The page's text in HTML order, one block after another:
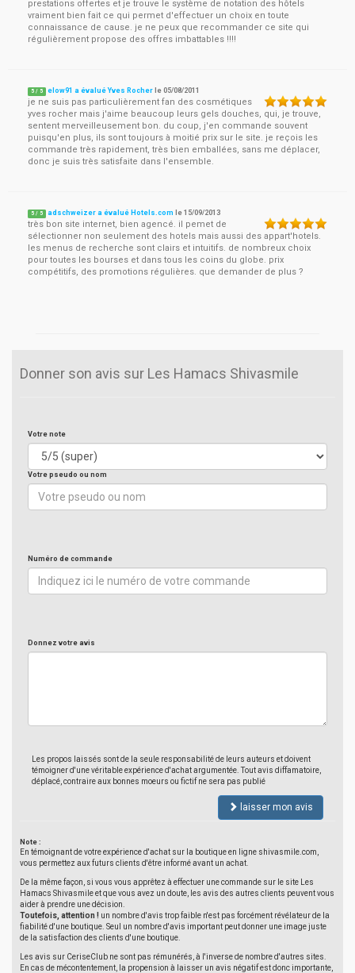
prestations offertes et je trouve le système de notation des hôtels
vraiment bien fait ce qui permet d'effectuer un choix en toute
connaissance de cause. je ne peux que recommander ce site qui
régulièrement propose des offres imbattables !!!!
5 / 5 elow91 a évalué Yves Rocher le05/08/2011
je ne suis pas particulièrement fan des cosmétiques
yves rocher mais j'aime beaucoup leurs gels douches, qui, je trouve,
sentent merveilleusement bon. du coup, j'en commande souvent
puisqu'en plus, ils sont toujours à moitié prix sur le site. je reçois les
commande très rapidement, très bien emballées, sans me déplacer,
donc je suis très satisfaite dans l'ensemble.
5 / 5 adschweizer a évalué Hotels.com le15/09/2013
très bon site internet, bien agencé. il pemet de
sélectionner non seulement des hotels mais aussi des appart'hotels.
les menus de recherche sont clairs et intuitifs. de nombreux choix
pour toutes les bourses et dans tous les coins du globe. prix
compétitifs, des promotions régulières. que demander de plus ?
Donner son avis sur Les Hamacs Shivasmile
Votre note
Votre pseudo ou nom
Numéro de commande
Donnez votre avis
Les propos laissés sont de la seule responsabilité de leurs auteurs et doivent
témoigner d'une véritable expérience d'achat argumentée. Tout avis diffamatoire,
déplacé, contraire aux bonnes moeurs ou fictif ne sera pas publié
laisser mon avis
Note :
En témoignant de votre expérience d'achat sur la boutique en ligne shivasmile.com,
vous permettez aux futurs clients d'être informé avant un achat.
De la même façon, si vous vous apprêtez à effectuer une commande sur le site Les
Hamacs Shivasmile et que vous avez un doute, les avis des autres clients peuvent vous
aider à prendre une décision.
Toutefois, attention ! un nombre d'avis trop faible n'est pas forcément révélateur de la
fiabilité d'une boutique. Seul un nombre d'avis important peut donner une image juste
de la satisfaction des clients d'une boutique.
Les avis sur CeriseClub ne sont pas rémunérés, à l'inverse de nombre d'autres sites.
En cas de mécontentement, la propension à laisser un avis négatif est donc importante,